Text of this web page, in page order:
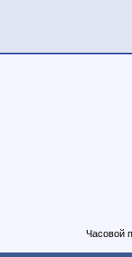
Часовой